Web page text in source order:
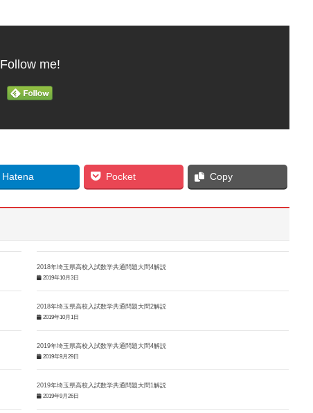
Follow me!
Hatena Pocket Copy
2018年埼玉県高校入試数学共通問題大問4解説
2019年10月3日
2018年埼玉県高校入試数学共通問題大問2解説
2019年10月1日
2019年埼玉県高校入試数学共通問題大問4解説
2019年9月29日
2019年埼玉県高校入試数学共通問題大問1解説
2019年9月26日